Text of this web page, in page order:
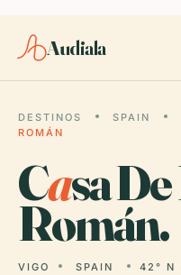
Audiala
DESTINOS SPAIN
ROMÁN
Casa
Román.
VIGO SPAIN 42° N